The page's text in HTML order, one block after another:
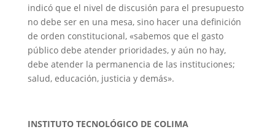
indicó que el nivel de discusión para el presupuesto
no debe ser en una mesa, sino hacer una definición
de orden constitucional, «sabemos que el gasto
público debe atender prioridades, y aún no hay,
debe atender la permanencia de las instituciones;
salud, educación, justicia y demás».
INSTITUTO TECNOLÓGICO DE COLIMA